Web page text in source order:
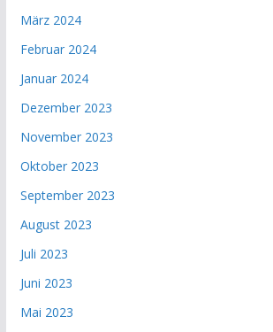
März 2024
Februar 2024
Januar 2024
Dezember 2023
November 2023
Oktober 2023
September 2023
August 2023
Juli 2023
Juni 2023
Mai 2023